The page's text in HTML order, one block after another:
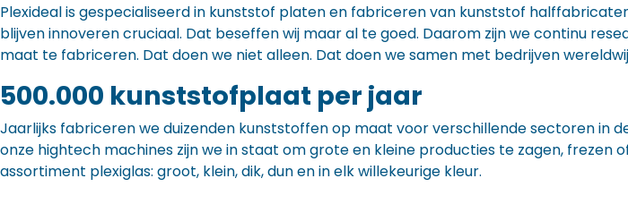
Plexideal is gespecialiseerd in kunststof platen en fabriceren van kunststof
blijven innoveren cruciaal. Dat beseffen wij maar al te goed. Daarom zijn we continu
maat te fabriceren. Dat doen we niet alleen. Dat doen we samen met bedrijven
500.000 kunststofplaat per jaar
Jaarlijks fabriceren we duizenden kunststoffen op maat voor verschillende sectoren in
onze hightech machines zijn we in staat om grote en kleine producties te zagen, frezen
assortiment plexiglas: groot, klein, dik, dun en in elk willekeurige kleur.